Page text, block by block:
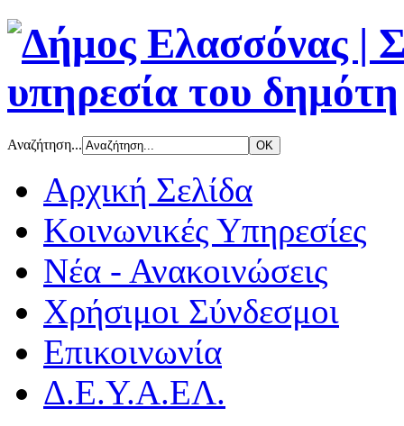
Αναζήτηση...
Αρχική Σελίδα
Κοινωνικές Υπηρεσίες
Νέα - Ανακοινώσεις
Χρήσιμοι Σύνδεσμοι
Επικοινωνία
Δ.Ε.Υ.Α.ΕΛ.